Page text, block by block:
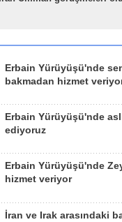
Erbain Yürüyüşü'nde
bakmadan hizmet
Erbain Yürüyüşü'nde
ediyoruz
Erbain Yürüyüşü'nde
hizmet veriyor
İran ve Irak arasındaki